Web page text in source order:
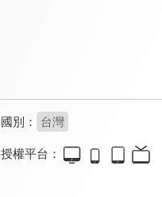
國別： 台灣
授權平台：